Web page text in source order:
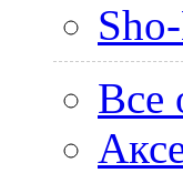
Все